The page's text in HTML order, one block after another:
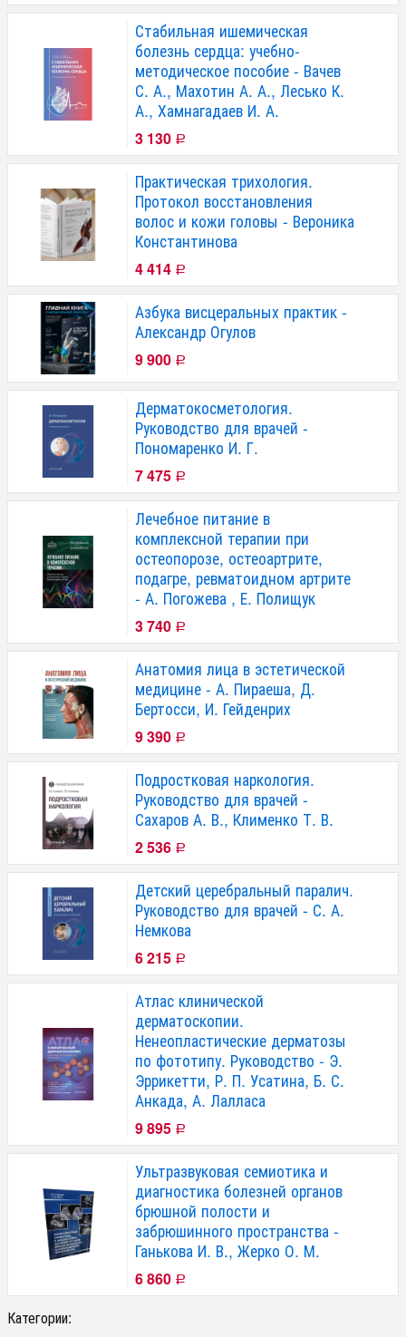
Стабильная ишемическая
болезнь сердца: учебно-
методическое пособие - Вачев
С. А., Махотин А. А., Лесько К.
А., Хамнагадаев И. А.
3 130 Р
Практическая трихология.
Протокол восстановления
волос и кожи головы - Вероника
Константинова
4 414 Р
Азбука висцеральных практик -
Александр Огулов
9 900 Р
Дерматокосметология.
Руководство для врачей -
Пономаренко И. Г.
7 475 Р
Лечебное питание в
комплексной терапии при
остеопорозе, остеоартрите,
подагре, ревматоидном артрите
- А. Погожева , Е. Полищук
3 740 Р
Анатомия лица в эстетической
медицине - А. Пираеша, Д.
Бертосси, И. Гейденрих
9 390 Р
Подростковая наркология.
Руководство для врачей -
Сахаров А. В., Клименко Т. В.
2 536 Р
Детский церебральный паралич.
Руководство для врачей - С. А.
Немкова
6 215 Р
Атлас клинической
дерматоскопии.
Ненеопластические дерматозы
по фототипу. Руководство - Э.
Эррикетти, Р. П. Усатина, Б. С.
Анкада, А. Лалласа
9 895 Р
Ультразвуковая семиотика и
диагностика болезней органов
брюшной полости и
забрюшинного пространства -
Ганькова И. В., Жерко О. М.
6 860 Р
Категории: